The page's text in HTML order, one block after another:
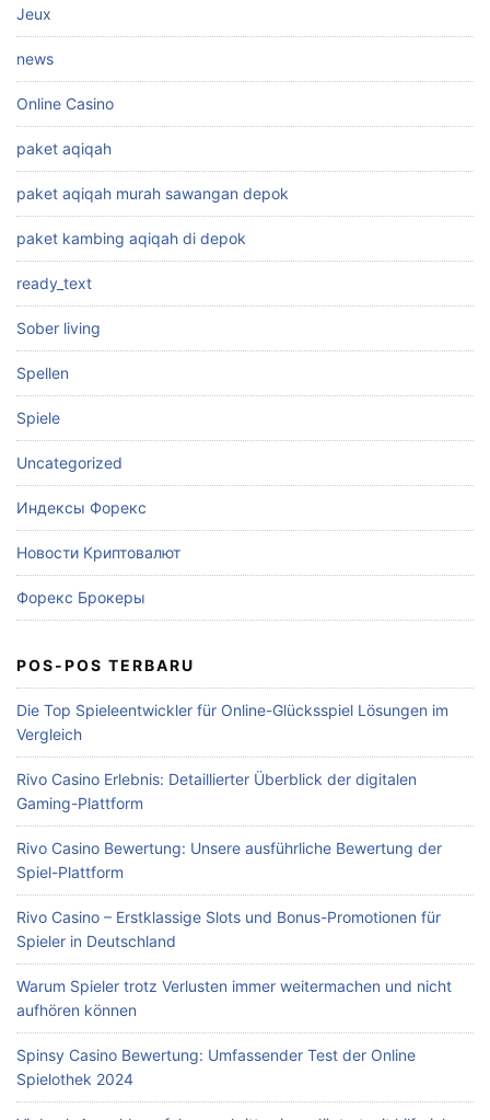
Jeux
news
Online Casino
paket aqiqah
paket aqiqah murah sawangan depok
paket kambing aqiqah di depok
ready_text
Sober living
Spellen
Spiele
Uncategorized
Индексы Форекс
Новости Криптовалют
Форекс Брокеры
POS-POS TERBARU
Die Top Spieleentwickler für Online-Glücksspiel Lösungen im
Vergleich
Rivo Casino Erlebnis: Detaillierter Überblick der digitalen
Gaming-Plattform
Rivo Casino Bewertung: Unsere ausführliche Bewertung der
Spiel-Plattform
Rivo Casino – Erstklassige Slots und Bonus-Promotionen für
Spieler in Deutschland
Warum Spieler trotz Verlusten immer weitermachen und nicht
aufhören können
Spinsy Casino Bewertung: Umfassender Test der Online
Spielothek 2024